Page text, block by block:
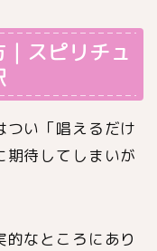
スピリチュ
つい「唱えるだけ
期待してしまいが
なところにあり